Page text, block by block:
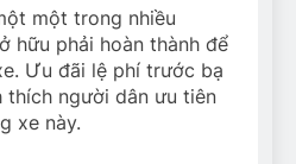
một trong nhiều
hữu phải hoàn thành để
Ưu đãi lệ phí trước bạ
thích người dân ưu tiên
xe này.